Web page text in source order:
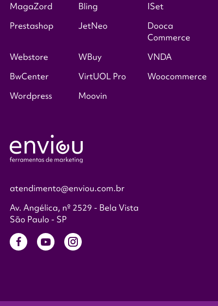
atendimento@enviou.com.br
Av. Angélica, nº 2529 - Bela Vista
São Paulo - SP
MagaZord
Bling
ISet
Prestashop
JetNeo
Dooca
Commerce
Webstore
WBuy
VNDA
BwCenter
VirtUOL Pro
Woocommerce
Wordpress
Moovin